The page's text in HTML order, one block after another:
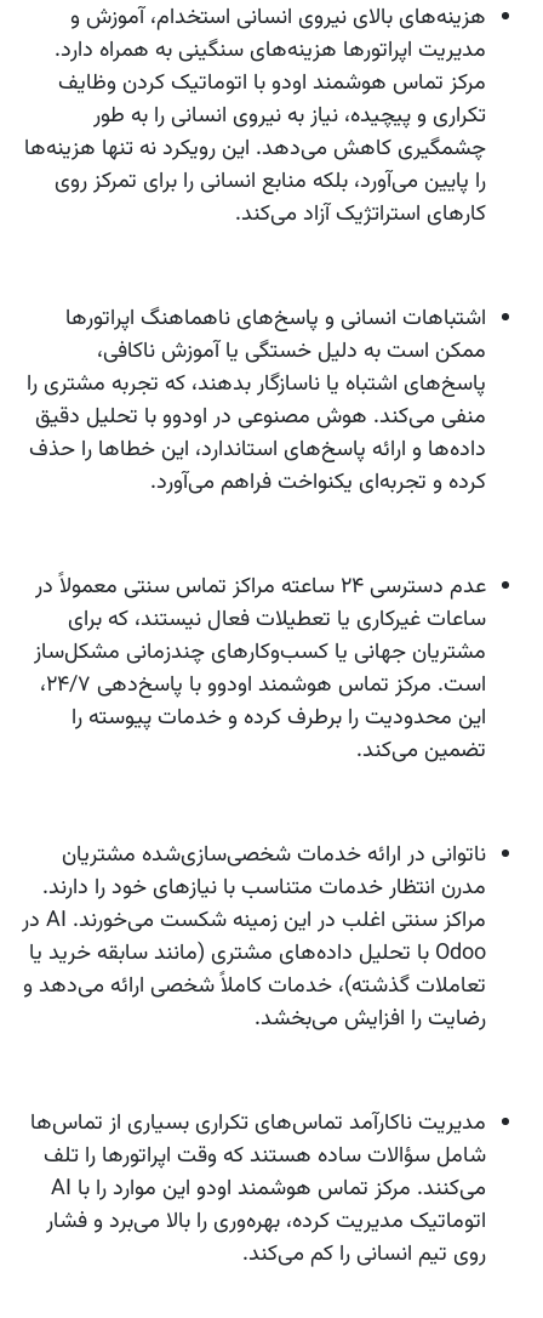
هزینه‌های بالای نیروی انسانی استخدام، آموزش و
مدیریت اپراتورها هزینه‌های سنگینی به همراه دارد.
مرکز تماس هوشمند اودو با اتوماتیک کردن وظایف
تکراری و پیچیده، نیاز به نیروی انسانی را به طور
چشمگیری کاهش می‌دهد. این رویکرد نه تنها هزینه‌ها
را پایین می‌آورد، بلکه منابع انسانی را برای تمرکز روی
کارهای استراتژیک آزاد می‌کند.
اشتباهات انسانی و پاسخ‌های ناهماهنگ اپراتورها
ممکن است به دلیل خستگی یا آموزش ناکافی،
پاسخ‌های اشتباه یا ناسازگار بدهند، که تجربه مشتری را
منفی می‌کند. هوش مصنوعی در اودوو با تحلیل دقیق
داده‌ها و ارائه پاسخ‌های استاندارد، این خطاها را حذف
کرده و تجربه‌ای یکنواخت فراهم می‌آورد.
عدم دسترسی 24 ساعته
مراکز تماس سنتی معمولاً در
ساعات غیرکاری یا تعطیلات فعال نیستند، که برای
مشتریان جهانی یا کسب‌وکارهای چندزمانی مشکل‌ساز
است. مرکز تماس هوشمند اودوو با پاسخ‌دهی 24/7،
این محدودیت را برطرف کرده و خدمات پیوسته را
تضمین می‌کند.
ناتوانی در ارائه خدمات شخصی‌سازی‌شده مشتریان
مدرن انتظار خدمات متناسب با نیازهای خود را دارند.
مراکز سنتی اغلب در این زمینه شکست می‌خورند. AI در
Odoo با تحلیل داده‌های مشتری (مانند سابقه خرید یا
تعاملات گذشته)، خدمات کاملاً شخصی ارائه می‌دهد و
رضایت را افزایش می‌بخشد.
مدیریت ناکارآمد تماس‌های تکراری بسیاری از تماس‌ها
شامل سؤالات ساده هستند که وقت اپراتورها را تلف
می‌کنند. مرکز تماس هوشمند اودو این موارد را با AI
اتوماتیک مدیریت کرده، بهره‌وری را بالا می‌برد و فشار
روی تیم انسانی را کم می‌کند.